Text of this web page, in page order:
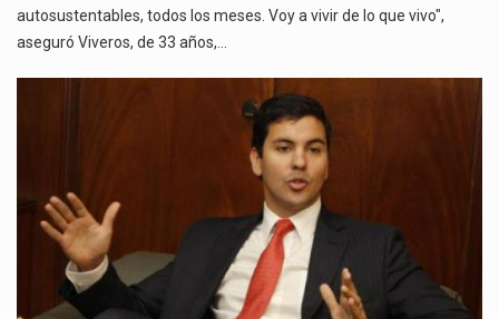
autosustentables, todos los meses. Voy a vivir de lo que vivo",
aseguró Viveros, de 33 años,…